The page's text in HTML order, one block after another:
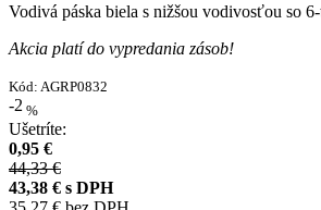
Vodivá páska biela s nižšou vodivosťou so
Akcia platí do vypredania zásob!
Kód: AGRP0832
-2 %
Ušetríte:
0,95 €
44,33 €
43,38 € s DPH